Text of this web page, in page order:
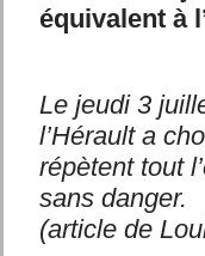
équivalent à
Le jeudi 3
l’Hérault a
répètent tout
sans danger.
(article de